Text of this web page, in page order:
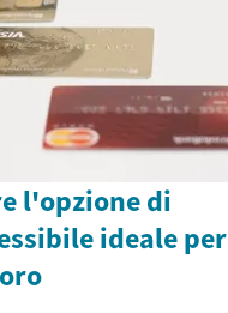
l'opzione di
ideale per